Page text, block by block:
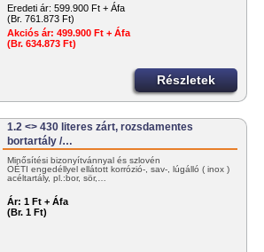
Eredeti ár: 599.900 Ft + Áfa
(Br. 761.873 Ft)
Akciós ár: 499.900 Ft + Áfa
(Br. 634.873 Ft)
Részletek
1.2 <> 430 literes zárt, rozsdamentes
bortartály /…
Minősítési bizonyítvánnyal és szlovén
OÉTI engedéllyel ellátott korrózió-, sav-, lúgálló ( inox )
acéltartály, pl.:bor, sör,…
Ár: 1 Ft + Áfa
(Br. 1 Ft)